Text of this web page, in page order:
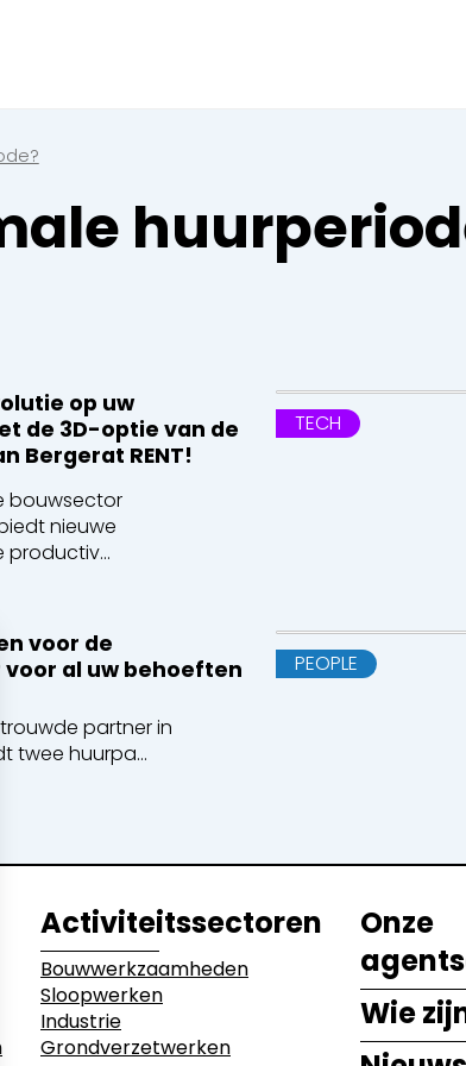
op uw
de 3D-optie van de
Bergerat RENT!
bouwsector
nieuwe
productiv...
TECH
voor de
al uw behoeften
partner in
twee huurpa...
PEOPLE
Activiteitssectoren
Bouwwerkzaamheden
Sloopwerken
Industrie
Grondverzetwerken
Onze
Wie